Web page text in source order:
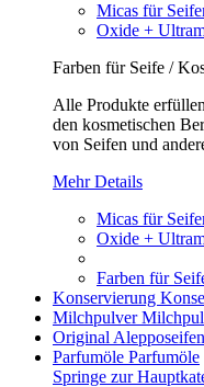
Micas für
Oxide +
Farben für Seife /
Alle Produkte
den kosmetischen
von Seifen und
Mehr Details
Micas für
Oxide +
Farben für
Konservierung
Milchpulver
Original Alepposeifen
Parfumöle Parfumöle
Springe zur